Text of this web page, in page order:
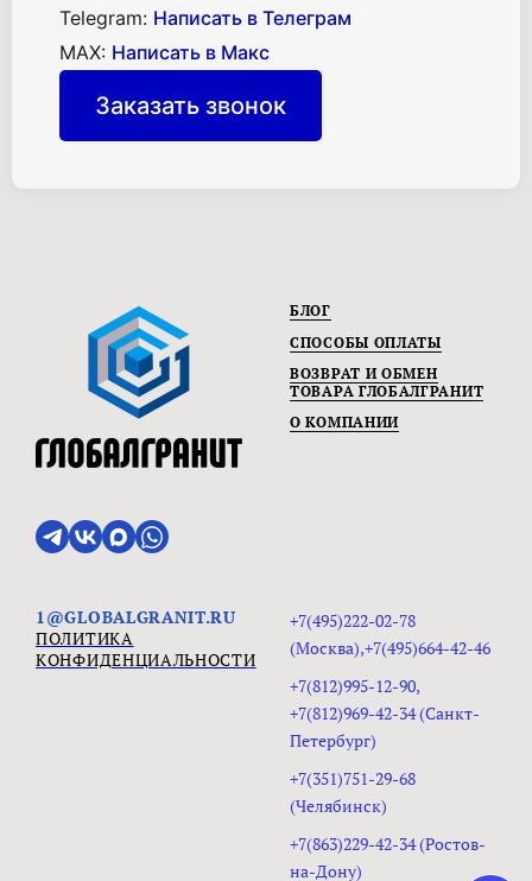
Telegram: Написать в Телеграм
MAX: Написать в Макс
Заказать звонок
БЛОГ
СПОСОБЫ ОПЛАТЫ
ВОЗВРАТ И ОБМЕН
ТОВАРА ГЛОБАЛГРАНИТ
О КОМПАНИИ
1@GLOBALGRANIT.RU
ПОЛИТИКА
КОНФИДЕНЦИАЛЬНОСТИ
+7(495)222-02-78
(Москва),+7(495)664-42-46
+7(812)995-12-90,
+7(812)969-42-34 (Санкт-
Петербург)
+7(351)751-29-68
(Челябинск)
+7(863)229-42-34 (Ростов-
на-Дону)